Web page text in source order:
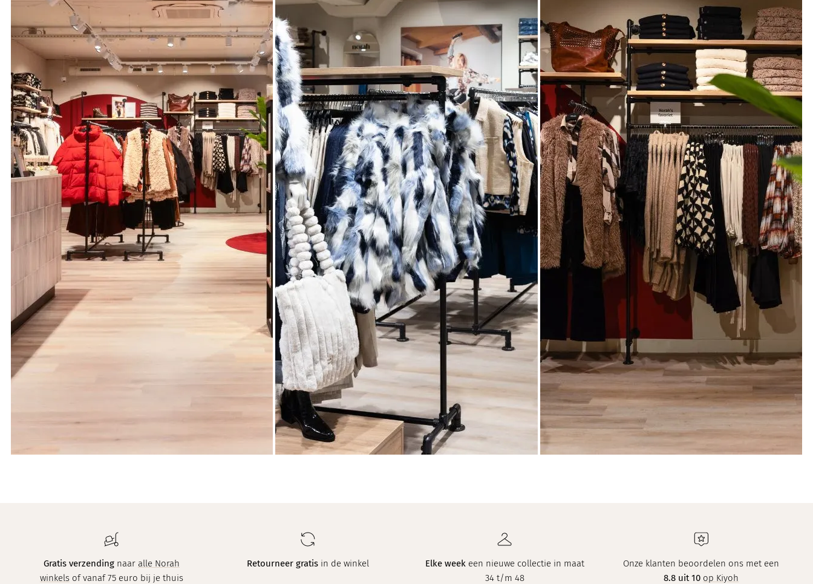
Gratis verzendingnaar alle Norah
winkelsof vanaf 75 euro bij je thuis
Retourneer gratis in de winkel Elke weekeen nieuwe collectie in maat
34 t/m 48
Onze klanten beoordelen ons met een
8.8 uit 10 op Kiyoh